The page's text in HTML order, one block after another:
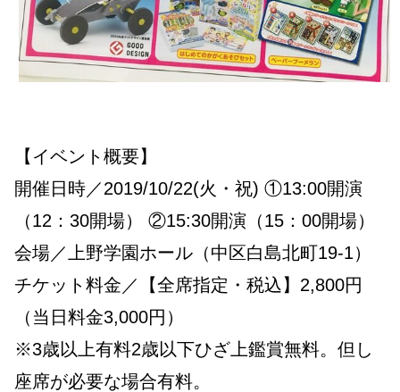
【イベント概要】
開催日時／2019/10/22(火・祝) ①13:00開演
（12：30開場） ②15:30開演（15：00開場）
会場／上野学園ホール（中区白島北町19-1）
チケット料金／【全席指定・税込】2,800円
（当日料金3,000円）
※3歳以上有料2歳以下ひざ上鑑賞無料。但し
座席が必要な場合有料。